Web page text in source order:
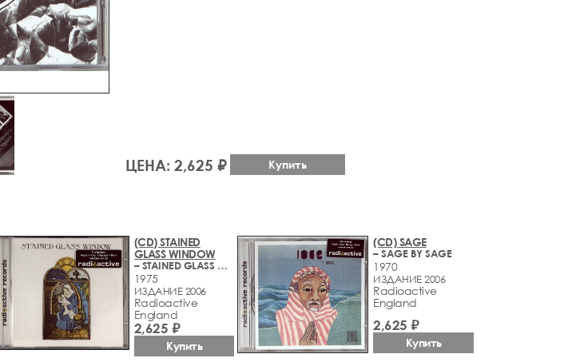
ЦЕНА: 2,625 ₽ Купить
(CD) STAINED
GLASS WINDOW
– STAINED GLASS WINDOW
1975
ИЗДАНИЕ 2006
Radioactive
England
2,625 ₽
Купить
(CD) SAGE
– SAGE BY SAGE
1970
ИЗДАНИЕ 2006
Radioactive
England
2,625 ₽
Купить